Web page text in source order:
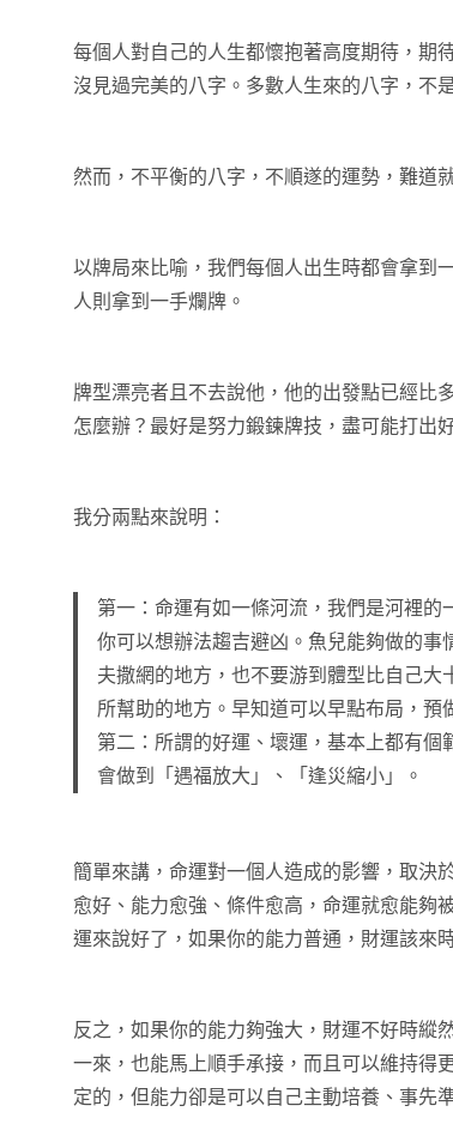
每個人對自己的人生都懷抱著高度期待，期
沒見過完美的八字。多數人生來的八字，不
然而，不平衡的八字，不順遂的運勢，難道
以牌局來比喻，我們每個人出生時都會拿到
人則拿到一手爛牌。
牌型漂亮者且不去說他，他的出發點已經比
怎麼辦？最好是努力鍛鍊牌技，盡可能打出
我分兩點來說明：
第一：命運有如一條河流，我們是河裡
你可以想辦法趨吉避凶。魚兒能夠做的
夫撒網的地方，也不要游到體型比自己
所幫助的地方。早知道可以早點布局，預
第二：所謂的好運、壞運，基本上都有
會做到「遇福放大」、「逢災縮小」。
簡單來講，命運對一個人造成的影響，取決
愈好、能力愈強、條件愈高，命運就愈能夠
運來說好了，如果你的能力普通，財運該來
反之，如果你的能力夠強大，財運不好時縱
一來，也能馬上順手承接，而且可以維持得
定的，但能力卻是可以自己主動培養、事先